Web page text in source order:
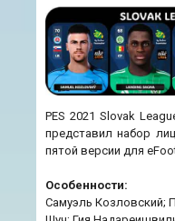
PES 2021 Slovak
представил набор
пятой версии для
Особенности:
Самуэль Козловский;